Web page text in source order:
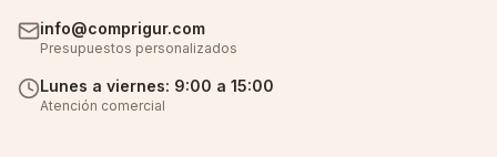
info@comprigur.com
Presupuestos personalizados
Lunes a viernes: 9:00 a 15:00
Atención comercial